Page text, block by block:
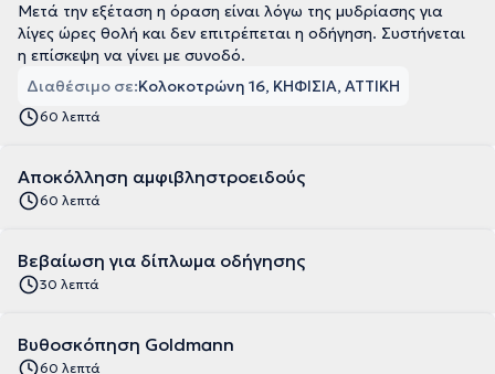
Μετά την εξέταση η όραση είναι λόγω της μυδρίασης για
λίγες ώρες θολή και δεν επιτρέπεται η οδήγηση. Συστήνεται
η επίσκεψη να γίνει με συνοδό.
Διαθέσιμο σε:Κολοκοτρώνη 16, ΚΗΦΙΣΙΑ, ΑΤΤΙΚΗ
60 λεπτά
Αποκόλληση αμφιβληστροειδούς
60 λεπτά
Βεβαίωση για δίπλωμα οδήγησης
30 λεπτά
Βυθοσκόπηση Goldmann
60 λεπτά